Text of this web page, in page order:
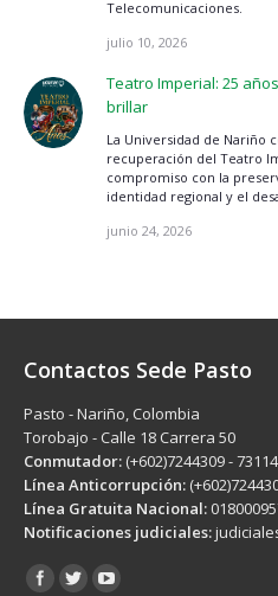
Telecomunicaciones.
julio 10, 2026
Teatro Imperial: 25
brillar
La Universidad de Nariño
recuperación del Teatro
compromiso con la
identidad regional y el
junio 24, 2026
Contactos Sede Pasto
Pasto - Nariño, Colombia
Torobajo - Calle 18 Carrera 50
Conmutador: (+602)7244309 -
Línea Anticorrupción:
Línea Gratuita Nacional:
Notificaciones judiciales:
Encuéntranos en: